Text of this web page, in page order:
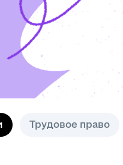
Трудовое право